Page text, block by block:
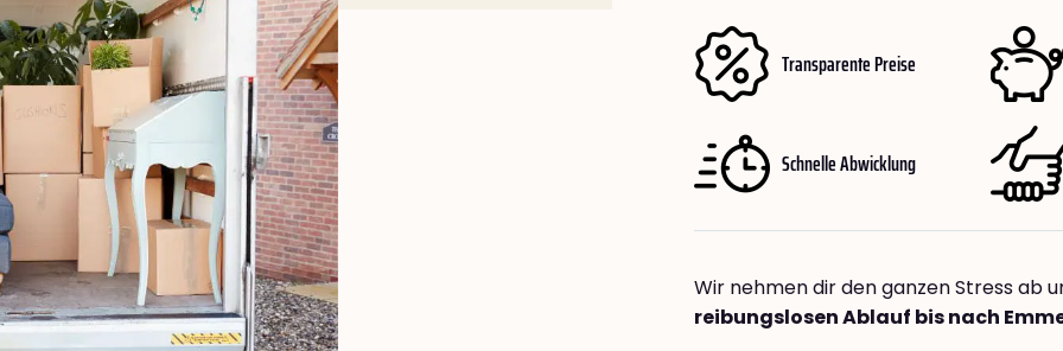
Transparente Preise
Schnelle Abwicklung
Wir nehmen dir den ganzen Stress ab
reibungslosen Ablauf bis nach